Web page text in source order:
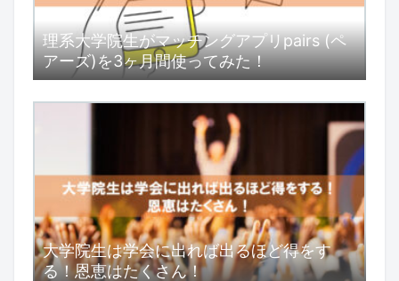
理系大学院生がマッチングアプリpairs (ペ
アーズ)を3ヶ月間使ってみた！
大学院生は学会に出れば出るほど得をす
る！恩恵はたくさん！